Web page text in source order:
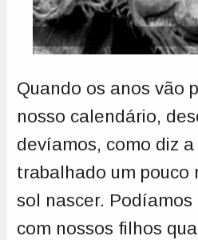
Quando os anos vão
nosso calendário,
devíamos, como diz
trabalhado um pouco
sol nascer.
com nossos filhos